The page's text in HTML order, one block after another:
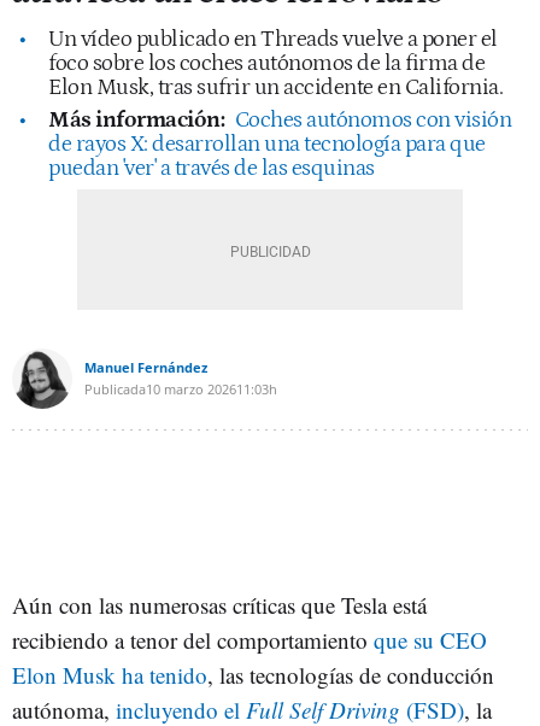
Un vídeo publicado en Threads vuelve a poner el
foco sobre los coches autónomos de la firma de
Elon Musk, tras sufrir un accidente en California.
Más información: Coches autónomos con visión
de rayos X: desarrollan una tecnología para que
puedan 'ver' a través de las esquinas
Manuel Fernández
Publicada10 marzo 202611:03h
Aún con las numerosas críticas que Tesla está
recibiendo a tenor del comportamiento que su CEO
Elon Musk ha tenido, las tecnologías de conducción
autónoma, incluyendo el Full Self Driving (FSD), la